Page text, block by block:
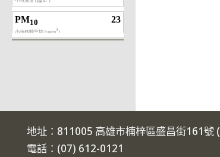
地址：811005 高雄市楠梓區盛昌街161號 (
電話：(07) 612-0121